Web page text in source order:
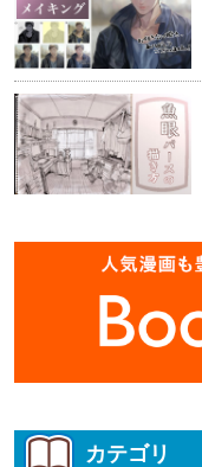
カテゴリ